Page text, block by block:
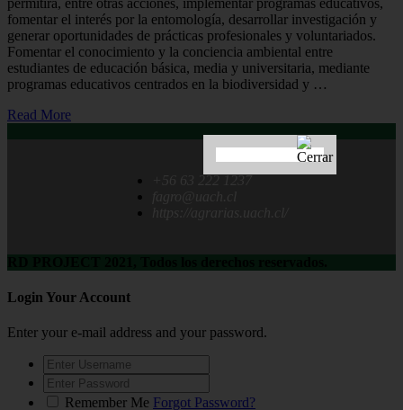
fomentar el interés por la entomología, desarrollar investigación y
generar oportunidades de prácticas profesionales y voluntariados.
Fomentar el conocimiento y la conciencia ambiental entre
estudiantes de educación básica, media y universitaria, mediante
programas educativos centrados en la biodiversidad y …
Read More
Login Your Account
Enter your e-mail address and your password.
Remember Me Forgot Password?